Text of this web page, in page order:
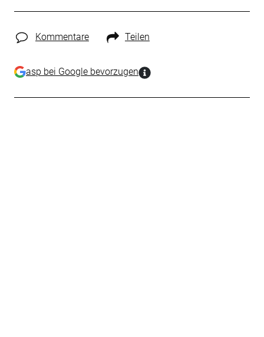
Kommentare Teilen
asp bei Google bevorzugen